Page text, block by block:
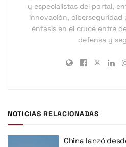
y especialistas del portal,
innovación, ciberseguridad
énfasis en el cruce entre
defensa y
NOTICIAS RELACIONADAS
China lanzó